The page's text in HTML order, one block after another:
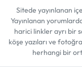
Sitede yayınlanan
Yayınlanan
harici linkler ayrı bir
köşe yazıları ve
herhangi bir